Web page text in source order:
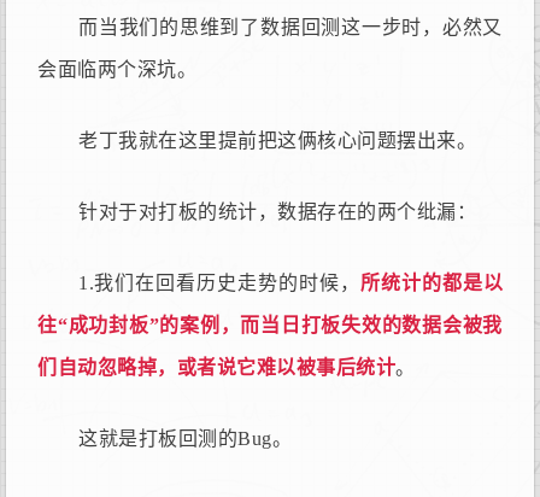
而当我们的思维到了数据回测这一步时，必然又
会面临两个深坑。
老丁我就在这里提前把这俩核心问题摆出来。
针对于对打板的统计，数据存在的两个纰漏：
1.我们在回看历史走势的时候， 所统计的都是以
往“成功封板”的案例，而当日打板失效的数据会被我
们自动忽略掉，或者说它难以被事后统计。
这就是打板回测的Bug。